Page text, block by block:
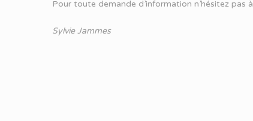
Pour toute demande d’information n’hésitez pas à
Sylvie Jammes